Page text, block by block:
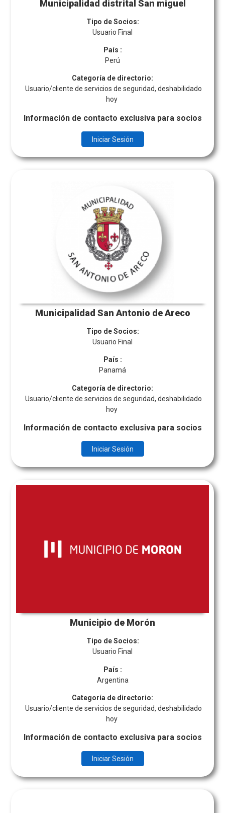
Municipalidad distrital San miguel
Tipo de Socios:
Usuario Final
País :
Perú
Categoría de directorio:
Usuario/cliente de servicios de seguridad, deshabilidado
hoy
Información de contacto exclusiva para socios
Iniciar Sesión
Municipalidad San Antonio de Areco
Tipo de Socios:
Usuario Final
País :
Panamá
Categoría de directorio:
Usuario/cliente de servicios de seguridad, deshabilidado
hoy
Información de contacto exclusiva para socios
Iniciar Sesión
Municipio de Morón
Tipo de Socios:
Usuario Final
País :
Argentina
Categoría de directorio:
Usuario/cliente de servicios de seguridad, deshabilidado
hoy
Información de contacto exclusiva para socios
Iniciar Sesión